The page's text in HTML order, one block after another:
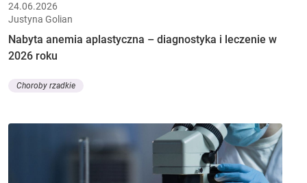
24.06.2026
Justyna Golian
Nabyta anemia aplastyczna – diagnostyka i leczenie w
2026 roku
Choroby rzadkie